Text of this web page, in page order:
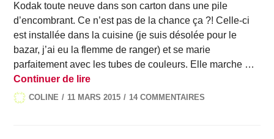
Kodak toute neuve dans son carton dans une pile
d’encombrant. Ce n’est pas de la chance ça ?! Celle-ci
est installée dans la cuisine (je suis désolée pour le
bazar, j’ai eu la flemme de ranger) et se marie
parfaitement avec les tubes de couleurs. Elle marche …
Continuer de lireLes objets trouvés, Design #8
COLINE 11 MARS 2015 14 COMMENTAIRES